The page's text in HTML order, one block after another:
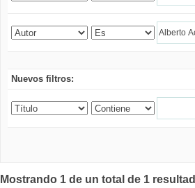
Nuevos filtros:
Mostrando 1 de un total de 1